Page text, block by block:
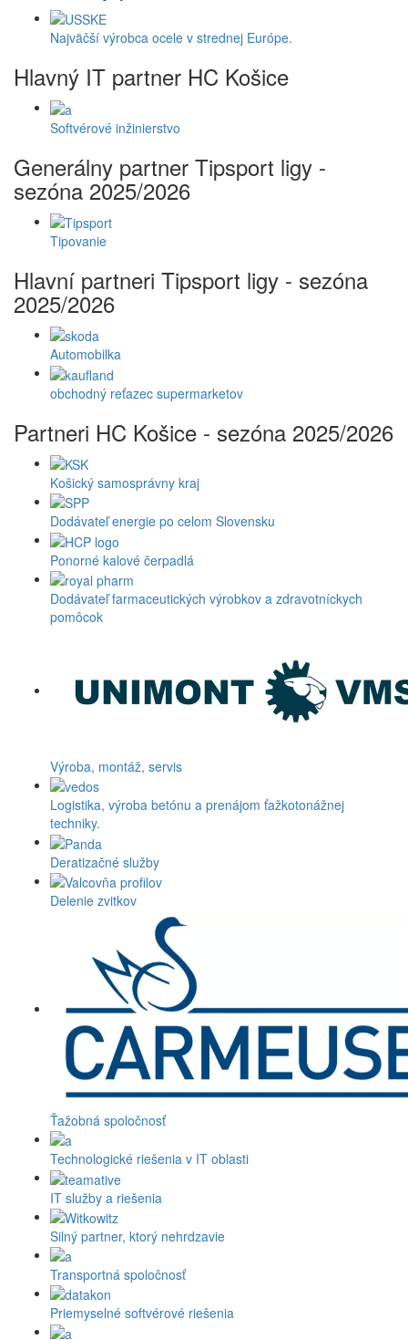
Najväčší výrobca ocele v strednej Európe.
Hlavný IT partner HC Košice
Softvérové inžinierstvo
Generálny partner Tipsport ligy -
sezóna 2025/2026
Tipovanie
Hlavní partneri Tipsport ligy - sezóna
2025/2026
Automobilka
obchodný reťazec supermarketov
Partneri HC Košice - sezóna 2025/2026
Košický samosprávny kraj
Dodávateľ energie po celom Slovensku
Ponorné kalové čerpadlá
Dodávateľ farmaceutických výrobkov a zdravotníckych
pomôcok
Výroba, montáž, servis
Logistika, výroba betónu a prenájom ťažkotonážnej
techniky.
Deratizačné služby
Delenie zvitkov
Ťažobná spoločnosť
Technologické riešenia v IT oblasti
IT služby a riešenia
Silný partner, ktorý nehrdzavie
Transportná spoločnosť
Priemyselné softvérové riešenia